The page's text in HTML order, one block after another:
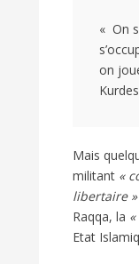
« On
on
Mais
militant «
libertaire »
Raqqa, la
Etat